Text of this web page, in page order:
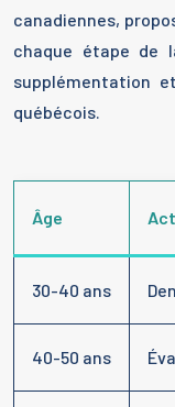
canadiennes,
chaque étape de
supplémentation
québécois.
Âge
30-40 ans
40-50 ans